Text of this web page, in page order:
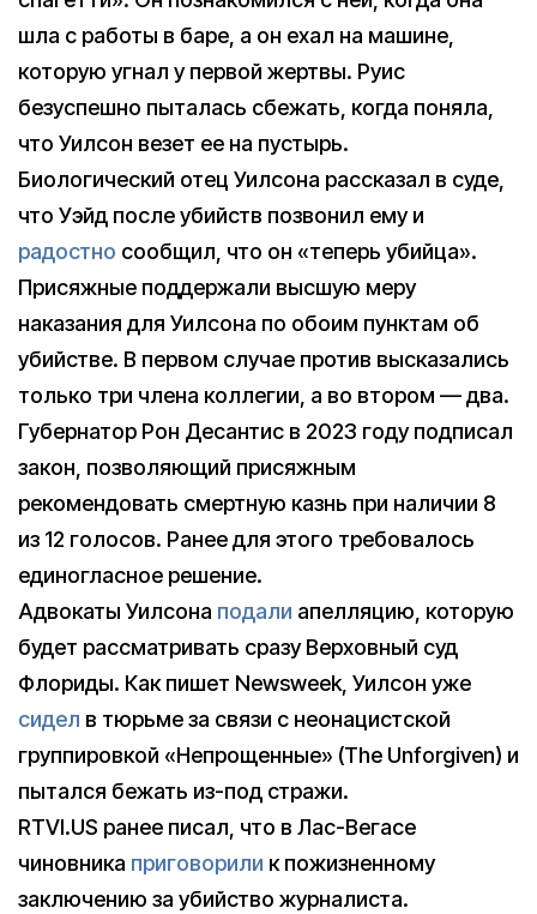
шла с работы в баре, а он ехал на машине,
которую угнал у первой жертвы. Руис
безуспешно пыталась сбежать, когда поняла,
что Уилсон везет ее на пустырь.
Биологический отец Уилсона рассказал в суде,
что Уэйд после убийств позвонил ему и
радостно сообщил, что он «теперь убийца».
Присяжные поддержали высшую меру
наказания для Уилсона по обоим пунктам об
убийстве. В первом случае против высказались
только три члена коллегии, а во втором — два.
Губернатор Рон Десантис в 2023 году подписал
закон, позволяющий присяжным
рекомендовать смертную казнь при наличии 8
из 12 голосов. Ранее для этого требовалось
единогласное решение.
Адвокаты Уилсона подали апелляцию, которую
будет рассматривать сразу Верховный суд
Флориды. Как пишет Newsweek, Уилсон уже
сидел в тюрьме за связи с неонацистской
группировкой «Непрощенные» (The Unforgiven) и
пытался бежать из-под стражи.
RTVI.US ранее писал, что в Лас-Вегасе
чиновника приговорили к пожизненному
заключению за убийство журналиста.